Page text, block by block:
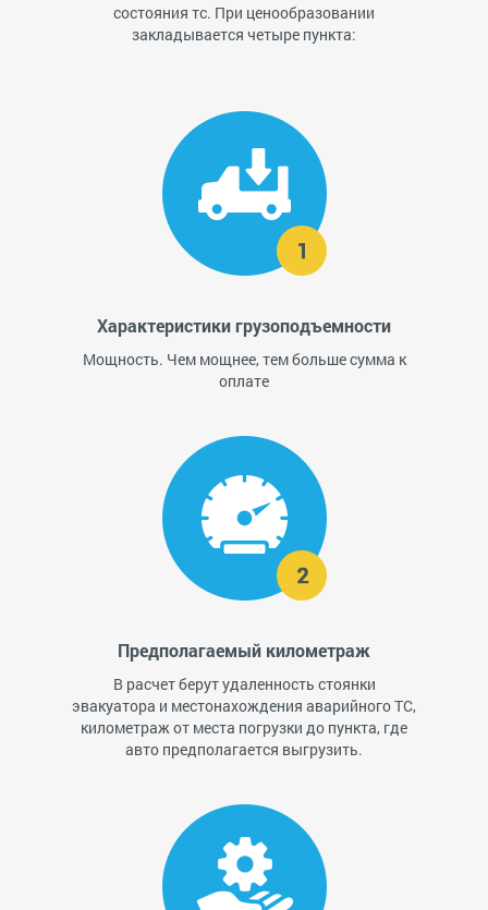
состояния тс. При ценообразовании
закладывается четыре пункта:
Характеристики грузоподъемности
Мощность. Чем мощнее, тем больше сумма к
оплате
Предполагаемый километраж
В расчет берут удаленность стоянки
эвакуатора и местонахождения аварийного ТС,
километраж от места погрузки до пункта, где
авто предполагается выгрузить.